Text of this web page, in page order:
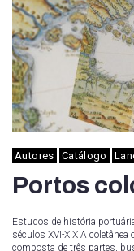
Autores Catálogo
Portos
Estudos de história
séculos XVI-XIX A
composta de três partes,